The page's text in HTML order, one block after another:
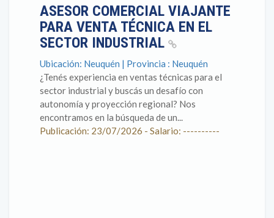
ASESOR COMERCIAL VIAJANTE
PARA VENTA TÉCNICA EN EL
SECTOR INDUSTRIAL
Ubicación: Neuquén | Provincia : Neuquén
¿Tenés experiencia en ventas técnicas para el
sector industrial y buscás un desafío con
autonomía y proyección regional? Nos
encontramos en la búsqueda de un...
Publicación: 23/07/2026 - Salario: ----------